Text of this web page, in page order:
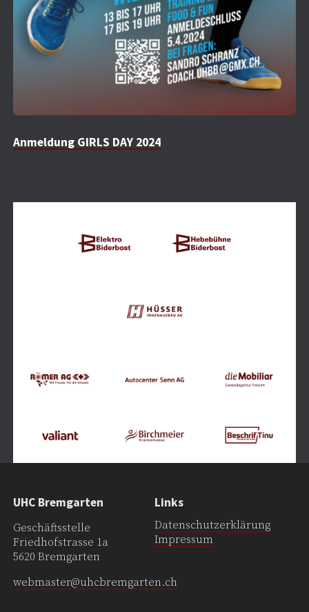
Anmeldung GIRLS DAY 2024
UHC Bremgarten
Geschäftsstelle
Friedhofstrasse 1a
5620 Bremgarten
webmaster@uhcbremgarten.ch
Links
Datenschutzerklärung
Impressum